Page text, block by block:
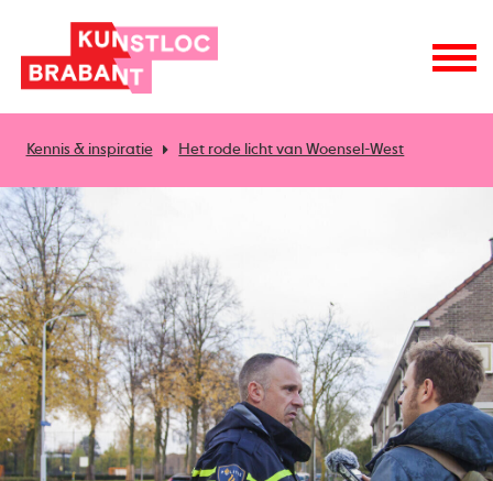
Kennis & inspiratie Het rode licht van Woensel-West